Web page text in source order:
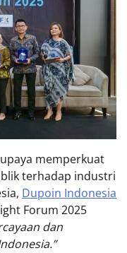
memperkuat
terhadap industri
Dupoin Indonesia
Forum 2025
dan